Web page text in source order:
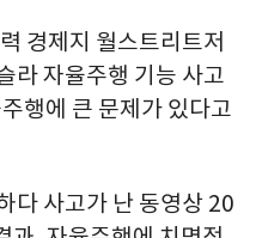
경제지 월스트리트저
라 자율주행 기능 사고
행에 큰 문제가 있다고
다 사고가 난 동영상 20